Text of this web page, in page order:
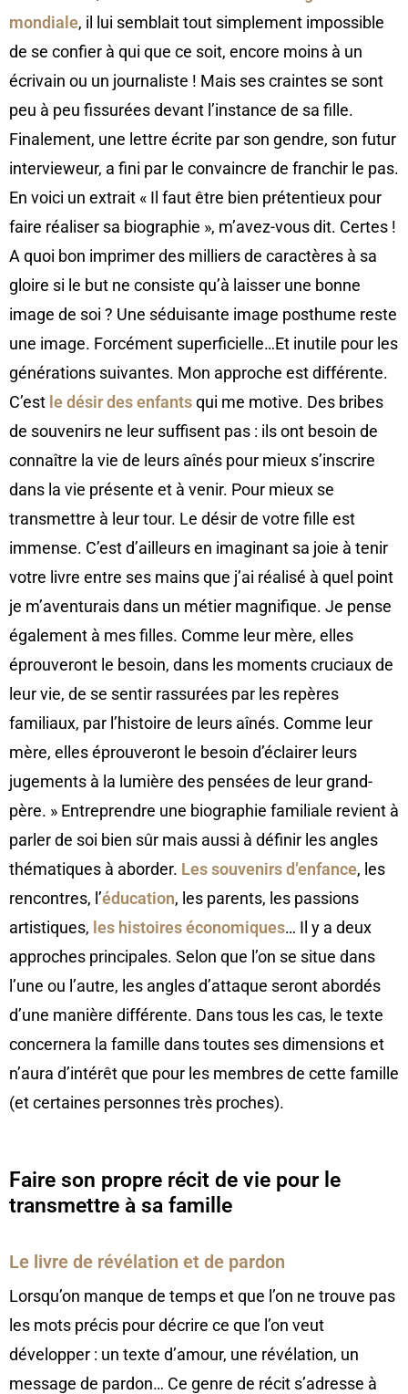
mondiale, il lui semblait tout simplement impossible
de se confier à qui que ce soit, encore moins à un
écrivain ou un journaliste ! Mais ses craintes se sont
peu à peu fissurées devant l’instance de sa fille.
Finalement, une lettre écrite par son gendre, son futur
intervieweur, a fini par le convaincre de franchir le pas.
En voici un extrait « Il faut être bien prétentieux pour
faire réaliser sa biographie », m’avez-vous dit. Certes !
A quoi bon imprimer des milliers de caractères à sa
gloire si le but ne consiste qu’à laisser une bonne
image de soi ? Une séduisante image posthume reste
une image. Forcément superficielle…Et inutile pour les
générations suivantes. Mon approche est différente.
C’est le désir des enfantsqui me motive. Des bribes
de souvenirs ne leur suffisent pas : ils ont besoin de
connaître la vie de leurs aînés pour mieux s’inscrire
dans la vie présente et à venir. Pour mieux se
transmettre à leur tour. Le désir de votre fille est
immense. C’est d’ailleurs en imaginant sa joie à tenir
votre livre entre ses mains que j’ai réalisé à quel point
je m’aventurais dans un métier magnifique. Je pense
également à mes filles. Comme leur mère, elles
éprouveront le besoin, dans les moments cruciaux de
leur vie, de se sentir rassurées par les repères
familiaux, par l’histoire de leurs aînés. Comme leur
mère, elles éprouveront le besoin d’éclairer leurs
jugements à la lumière des pensées de leur grand-
père. » Entreprendre une biographie familiale revient à
parler de soi bien sûr mais aussi à définir les angles
thématiques à aborder. Les souvenirs d’enfance, les
rencontres, l’éducation, les parents, les passions
artistiques, les histoires économiques… Il y a deux
approches principales. Selon que l’on se situe dans
l’une ou l’autre, les angles d’attaque seront abordés
d’une manière différente. Dans tous les cas, le texte
concernera la famille dans toutes ses dimensions et
n’aura d’intérêt que pour les membres de cette famille
(et certaines personnes très proches).
Faire son propre récit de vie pour le
transmettre à sa famille
Le livre de révélation et de pardon
Lorsqu’on manque de temps et que l’on ne trouve pas
les mots précis pour décrire ce que l’on veut
développer : un texte d’amour, une révélation, un
message de pardon… Ce genre de récit s’adresse à